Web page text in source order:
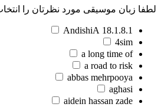
لطفا زبان موسیقی مورد نظرتان را
18.1.8.1 AndishiA
4sim
a long time of
a road to risk
abbas mehrpooya
aghasi
aidein hassan zade